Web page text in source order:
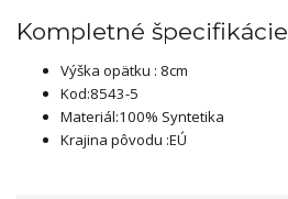
Kompletné špecifikácie
Výška opätku : 8cm
Kod:8543-5
Materiál:100% Syntetika
Krajina pôvodu :EÚ